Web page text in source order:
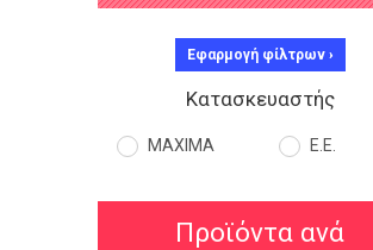
Εφαρμογή φίλτρων ›
Κατασκευαστής
MAXIMA Ε.Ε.
Προϊόντα ανά